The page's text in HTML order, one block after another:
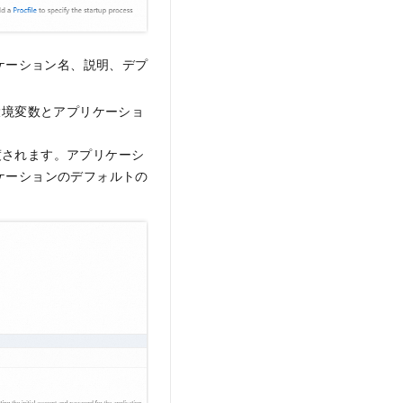
ション名、説明、デプ
変数とアプリケーショ
れます。アプリケーシ
ションのデフォルトの